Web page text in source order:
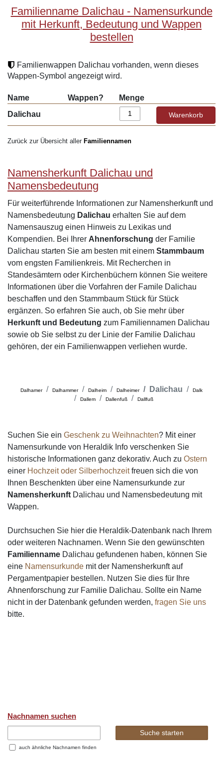
Familienname Dalichau - Namensurkunde
mit Herkunft, Bedeutung und Wappen
bestellen
Familienwappen Dalichau vorhanden, wenn dieses
Wappen-Symbol angezeigt wird.
Name Wappen?
Menge
Dalichau
Zurück zur Übersicht aller Familiennamen
Namensherkunft Dalichau und
Namensbedeutung
Für weiterführende Informationen zur Namensherkunft und
Namensbedeutung Dalichau erhalten Sie auf dem
Namensauszug einen Hinweis zu Lexikas und
Kompendien. Bei Ihrer Ahnenforschung der Familie
Dalichau starten Sie am besten mit einem Stammbaum
vom engsten Familienkreis. Mit Recherchen in
Standesämtern oder Kirchenbüchern können Sie weitere
Informationen über die Vorfahren der Famile Dalichau
beschaffen und den Stammbaum Stück für Stück
ergänzen. So erfahren Sie auch, ob Sie mehr über
Herkunft und Bedeutung zum Familiennamen Dalichau
sowie ob Sie selbst zu der Linie der Familie Dalichau
gehören, der ein Familienwappen verliehen wurde.
Dalhamer Dalhammer Dalheim Dalheimer Dalichau
Dalk
Dallem
Dallenfuß Dallfuß
Suchen Sie ein Geschenk zu Weihnachten? Mit einer
Namensurkunde von Heraldik Info verschenken Sie
historische Informationen ganz dekorativ. Auch zu Ostern
einer Hochzeit oder Silberhochzeitfreuen sich die von
Ihnen Beschenkten über eine Namensurkunde zur
Namensherkunft Dalichau und Namensbedeutung mit
Wappen.
Durchsuchen Sie hier die Heraldik-Datenbank nach Ihrem
oder weiteren Nachnamen. Wenn Sie den gewünschten
Familienname Dalichau gefundenen haben, können Sie
eine Namensurkunde mit der Namensherkunft auf
Pergamentpapier bestellen. Nutzen Sie dies für Ihre
Ahnenforschung zur Familie Dalichau. Sollte ein Name
nicht in der Datenbank gefunden werden, fragen Sie uns
bitte.
Nachnamen suchen
auch ähnliche Nachnamen finden